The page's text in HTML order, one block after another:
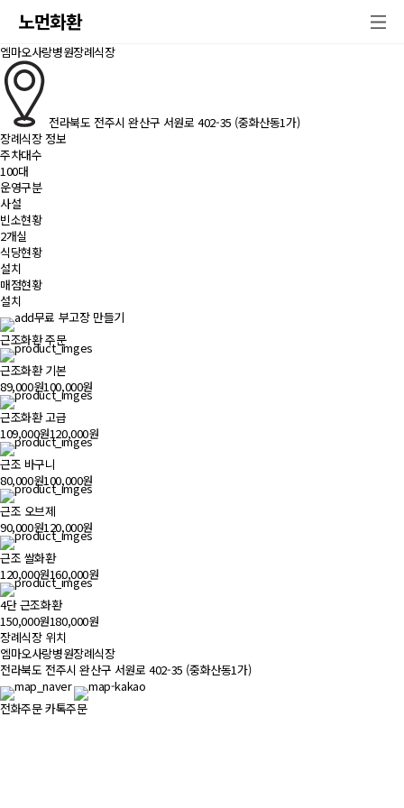
노먼화환
엠마오사랑병원장례식장
전라북도 전주시 완산구 서원로 402-35 (중화산동1가)
장례식장 정보
주차대수
100대
운영구분
사설
빈소현황
2개실
식당현황
설치
매점현황
설치
무료 부고장 만들기
근조화환 주문
근조화환 기본
89,000원100,000원
근조화환 고급
109,000원120,000원
근조 바구니
80,000원100,000원
근조 오브제
90,000원120,000원
근조 쌀화환
120,000원160,000원
4단 근조화환
150,000원180,000원
장례식장 위치500m
엠마오사랑병원장례식장
전라북도 전주시 완산구 서원로 402-35 (중화산동1가)
전화주문카톡주문